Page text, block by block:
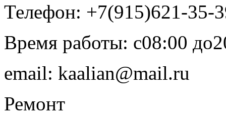
Телефон: +7(915)621-35-
Время работы: c08:00
email: kaalian@mail.ru
Ремонт